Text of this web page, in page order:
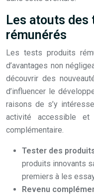
Les atouts
rémunérés
Les tests produits
d’avantages non
découvrir des
d’influencer le
raisons de s’y
activité accessible
complémentaire.
Tester des
produits innovants
premiers à les
Revenu